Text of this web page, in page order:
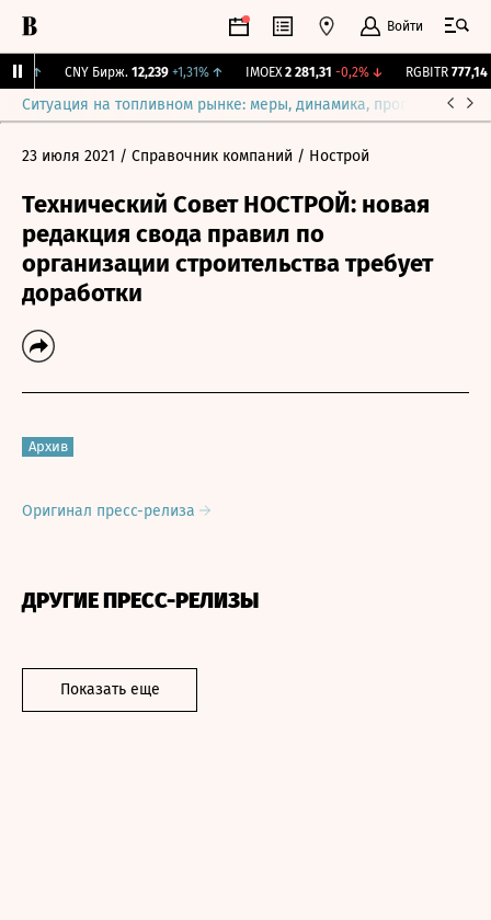
Войти
CNY Бирж. 12,239 +1,31% ↑ IMOEX 2 281,31 -0,2%↓ RGBITR 777,14
Ситуация на топливном рынке: меры, динамика, прогнозы
23 июля 2021 / Справочник компаний / Нострой
Технический Совет НОСТРОЙ: новая
редакция свода правил по
организации строительства требует
доработки
Архив
Оригинал пресс-релиза
ДРУГИЕ ПРЕСС-РЕЛИЗЫ
Показать еще